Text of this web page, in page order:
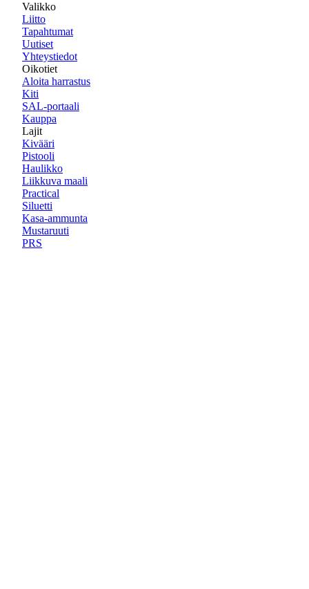
Valikko
Liitto
Tapahtumat
Uutiset
Yhteystiedot
Oikotiet
Aloita harrastus
Kiti
SAL-portaali
Kauppa
Lajit
Kivääri
Pistooli
Haulikko
Liikkuva maali
Practical
Siluetti
Kasa-ammunta
Mustaruuti
PRS